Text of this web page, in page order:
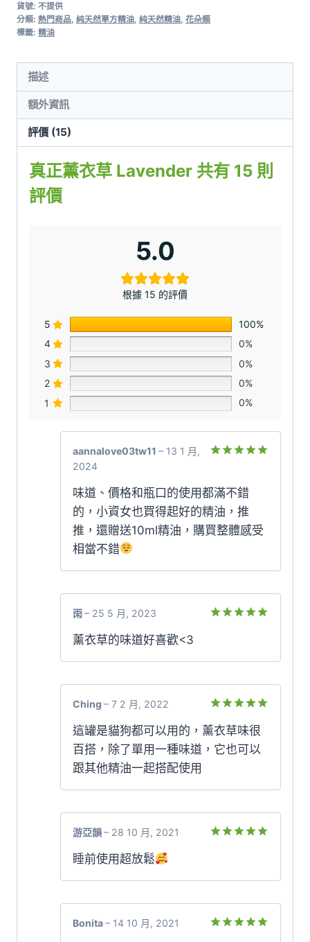
衣
草
數
量
貨號: 不提供
分類: 熱門商品, 純天然單方精油, 純天然精油, 花朵類
標籤: 精油
描述
額外資訊
評價 (15)
真正薰衣草 Lavender 共有 15 則
評價
5.0
根據 15 的評價
5
100%
4
0%
3
0%
2
0%
1
0%
aannalove03tw11 – 13 1 月,
2024
味道、價格和瓶口的使用都滿不錯
的，小資女也買得起好的精油，推
推，還贈送10ml精油，購買整體感受
相當不錯
雨– 25 5 月, 2023
薰衣草的味道好喜歡<3
分 5
Ching – 7 2 月, 2022
這罐是貓狗都可以用的，薰衣草味很
百搭，除了單用一種味道，它也可以
跟其他精油一起搭配使用
游亞韻– 28 10 月, 2021
睡前使用超放鬆
Bonita– 14 10 月, 2021